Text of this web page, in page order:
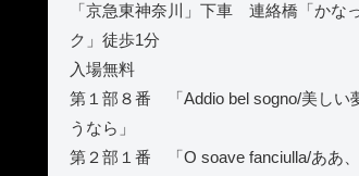
「京急東神奈川」下車 連絡橋「かな
ク」徒歩1分
入場無料
第１部８番 「Addio bel sogno/美しい
うなら」
第２部１番 「O soave fanciulla/ああ